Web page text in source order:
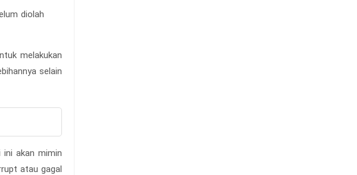
diolah
melakukan
selain
ini akan mimin
atau gagal